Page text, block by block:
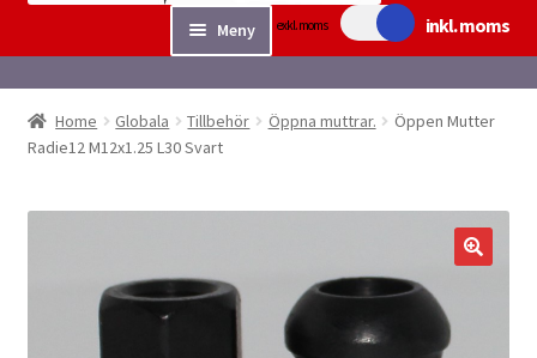
exkl. moms inkl. moms
Meny
Sök/bygg Spacers
Tillbehör
Fyndvaror.
Kontakt / Info
Home Globala Tillbehör Öppna muttrar.
Öppen Mutter
Radie12 M12x1.25 L30 Svart